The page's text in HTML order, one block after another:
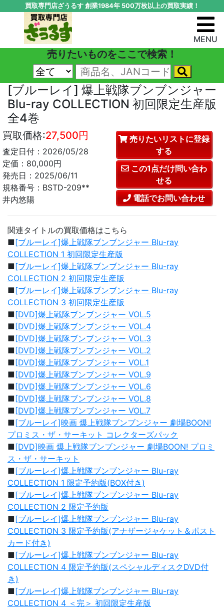
買取専門店ざうるす 創業1984年 500万枚以上の買取実績！
MENU
売りたいものをここで検索！
[ブルーレイ] 爆上戦隊ブンブンジャー
Blu-ray COLLECTION 初回限定生産版
全4巻
買取価格:27,500円
査定日付：2026/05/28
定価：80,000円
発売日：2025/06/11
規格番号：BSTD-209**
井内悠陽
売りたいリストに登録
する
この1点だけ問い合わ
せる
電話でお問い合わせ
関連タイトルの買取価格はこちら
■[ブルーレイ]爆上戦隊ブンブンジャー Blu-ray
COLLECTION 1 初回限定生産版
■[ブルーレイ]爆上戦隊ブンブンジャー Blu-ray
COLLECTION 2 初回限定生産版
■[ブルーレイ]爆上戦隊ブンブンジャー Blu-ray
COLLECTION 3 初回限定生産版
■[DVD]爆上戦隊ブンブンジャー VOL.5
■ [DVD]爆上戦隊ブンブンジャー VOL.4
■ [DVD]爆上戦隊ブンブンジャー VOL.3
■ [DVD]爆上戦隊ブンブンジャー VOL.2
■ [DVD]爆上戦隊ブンブンジャー VOL.1
■ [DVD]爆上戦隊ブンブンジャー VOL.9
■ [DVD]爆上戦隊ブンブンジャー VOL.6
■ [DVD]爆上戦隊ブンブンジャー VOL.8
■ [DVD]爆上戦隊ブンブンジャー VOL.7
■[ブルーレイ]映画 爆上戦隊ブンブンジャー 劇場BOON!
プロミス・ザ・サーキット コレクターズパック
■[DVD]映画 爆上戦隊ブンブンジャー 劇場BOON! プロミ
ス・ザ・サーキット
■[ブルーレイ]爆上戦隊ブンブンジャー Blu-ray
COLLECTION 1 限定予約版(BOX付き)
■[ブルーレイ]爆上戦隊ブンブンジャー Blu-ray
COLLECTION 2 限定予約版
■[ブルーレイ]爆上戦隊ブンブンジャー Blu-ray
COLLECTION 3 限定予約版(アナザージャケット＆ポスト
カード付き)
■[ブルーレイ]爆上戦隊ブンブンジャー Blu-ray
COLLECTION 4 限定予約版(スペシャルディスクDVD付
き)
■[ブルーレイ]爆上戦隊ブンブンジャー Blu-ray
COLLECTION 4 ＜完＞ 初回限定生産版